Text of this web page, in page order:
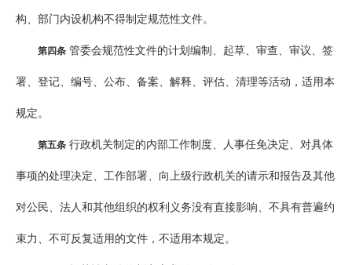
构、部门内设机构不得制定规范性文件。
第四条 管委会规范性文件的计划编制、起草、审查、审议、签
署、登记、编号、公布、备案、解释、评估、清理等活动，适用本
规定。
第五条 行政机关制定的内部工作制度、人事任免决定、对具体
事项的处理决定、工作部署、向上级行政机关的请示和报告及其他
对公民、法人和其他组织的权利义务没有直接影响、不具有普遍约
束力、不可反复适用的文件，不适用本规定。